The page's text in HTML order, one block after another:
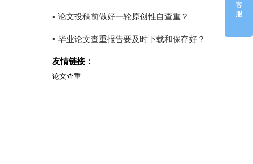
客
服
▪ 论文投稿前做好一轮原创性自查重？
▪ 毕业论文查重报告要及时下载和保存好？
友情链接：
论文查重
客
服